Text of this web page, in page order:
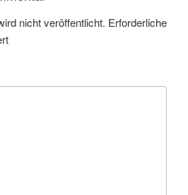
nicht veröffentlicht. Erforderliche